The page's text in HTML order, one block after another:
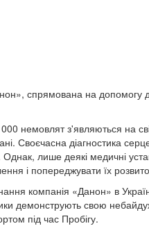
спрямована на допомогу
немовлят з'являються на
Своєчасна діагностика
лише деякі медичні
і попереджувати їх
компанія «Данон» в
демонструють свою
під час Пробігу.